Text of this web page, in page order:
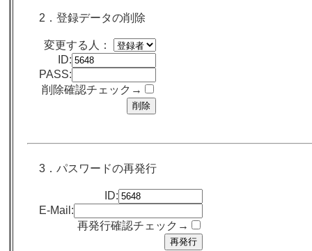
2．登録データの削除
変更する人：
ID:
PASS:
削除確認チェック→
3．パスワードの再発行
ID:
E-Mail:
再発行確認チェック→